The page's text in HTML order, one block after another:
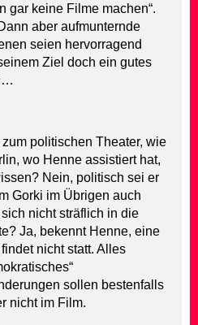
gar keine Filme machen“.
aber aufmunternde
seien hervorragend
Ziel doch ein gutes
politischen Theater, wie
wo Henne assistiert hat,
Nein, politisch sei er
Gorki im Übrigen auch
nicht sträflich in die
Ja, bekennt Henne, eine
nicht statt. Alles
sollen bestenfalls
nicht im Film.